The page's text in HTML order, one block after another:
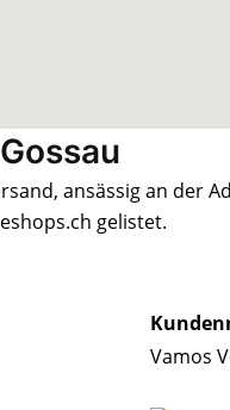
ansässig an der
gelistet.
Vamos